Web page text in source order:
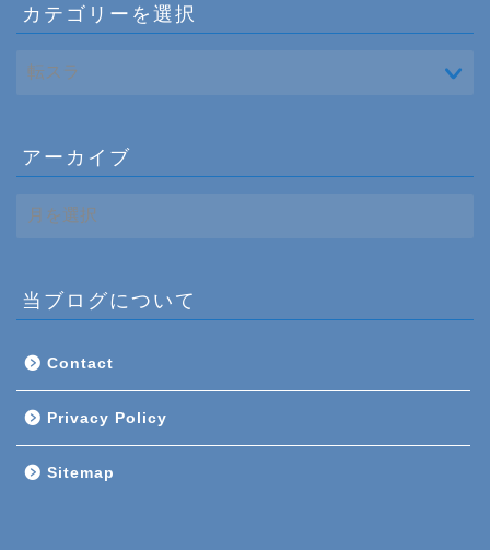
カテゴリーを選択
アーカイブ
ー
ブ
当ブログについて
Contact
Privacy Policy
Sitemap